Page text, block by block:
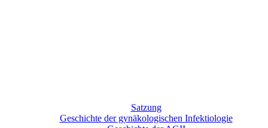
Satzung
Geschichte der gynäkologischen Infektiologie